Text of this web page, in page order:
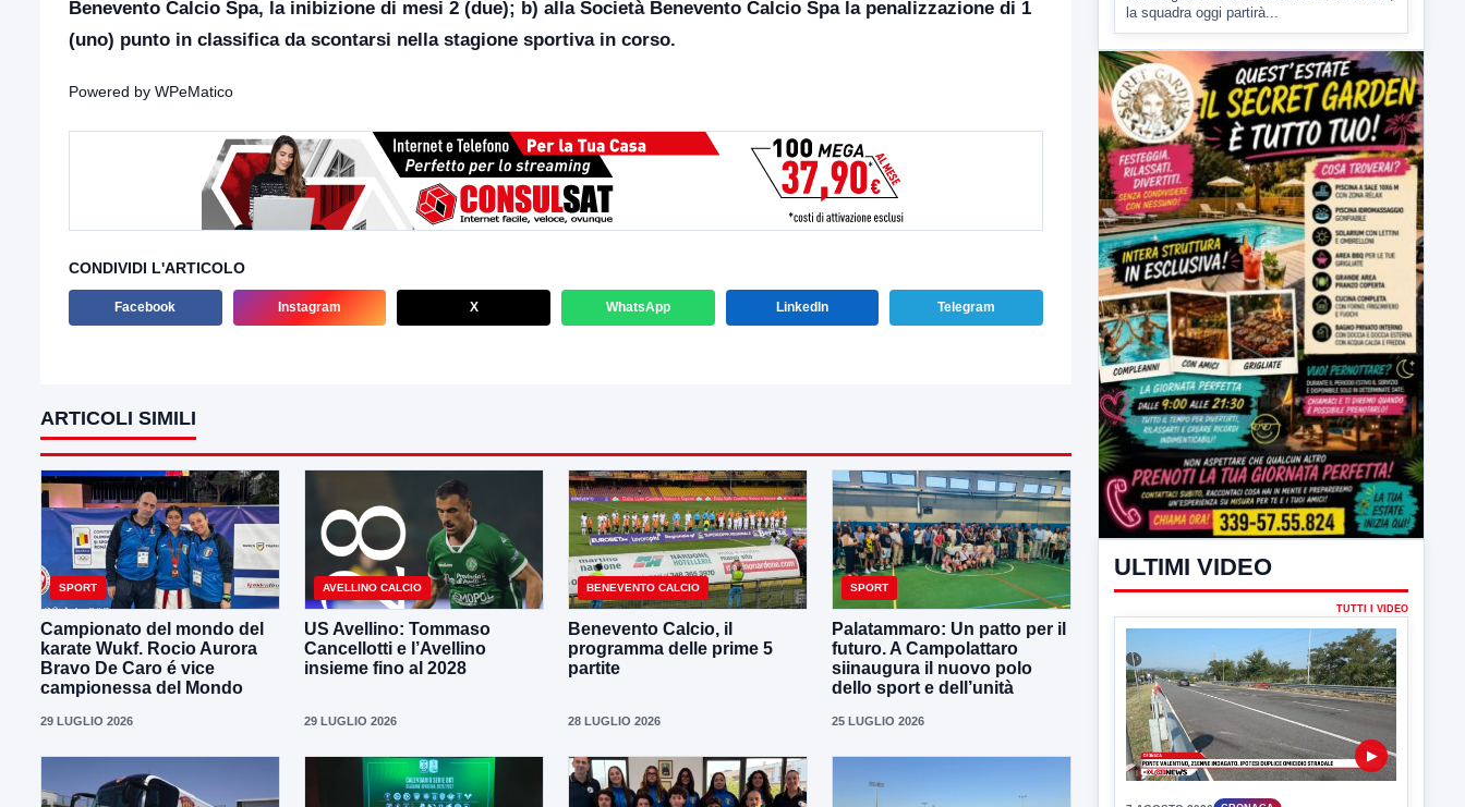
Benevento Calcio Spa, la inibizione di mesi 2 (due); b) alla Società Benevento Calcio Spa la penalizzazione di 1
(uno) punto in classifica da scontarsi nella stagione sportiva in corso.
Powered by WPeMatico
CONDIVIDI L'ARTICOLO
Facebook Instagram X WhatsApp LinkedIn Telegram
ARTICOLI SIMILI
SPORT
Campionato del mondo del
karate Wukf. Rocio Aurora
Bravo De Caro é vice
campionessa del Mondo
29 LUGLIO 2026
AVELLINO CALCIO
US Avellino: Tommaso
Cancellotti e l’Avellino
insieme fino al 2028
29 LUGLIO 2026
BENEVENTO CALCIO
Benevento Calcio, il
programma delle prime 5
partite
28 LUGLIO 2026
SPORT
Palatammaro: Un patto per il
futuro. A Campolattaro
siinaugura il nuovo polo
dello sport e dell’unità
25 LUGLIO 2026
31 LUGLIO 2026 SPORT
L’Avellino saluta Rivisondoli e si
concentra sulla Lazio
Ultimo giorno di allenamento a Rivisondoli,
la squadra oggi partirà...
ULTIMI VIDEO
TUTTI I VIDEO